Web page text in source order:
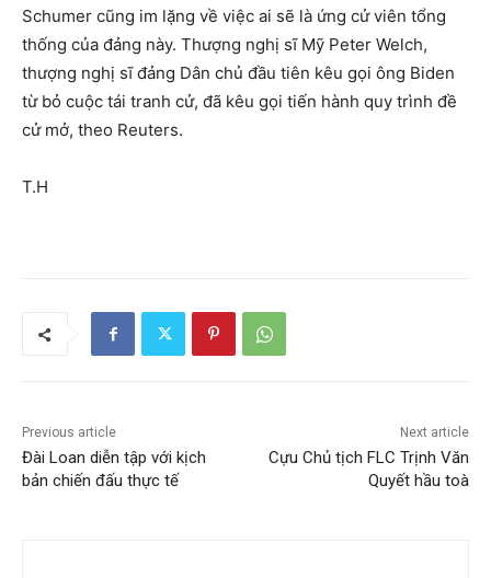
Schumer cũng im lặng về việc ai sẽ là ứng cử viên tổng
thống của đảng này. Thượng nghị sĩ Mỹ Peter Welch,
thượng nghị sĩ đảng Dân chủ đầu tiên kêu gọi ông Biden
từ bỏ cuộc tái tranh cử, đã kêu gọi tiến hành quy trình đề
cử mở, theo Reuters.
T.H
Previous article
Đài Loan diễn tập với kịch
bản chiến đấu thực tế
Next article
Cựu Chủ tịch FLC Trịnh Văn
Quyết hầu toà